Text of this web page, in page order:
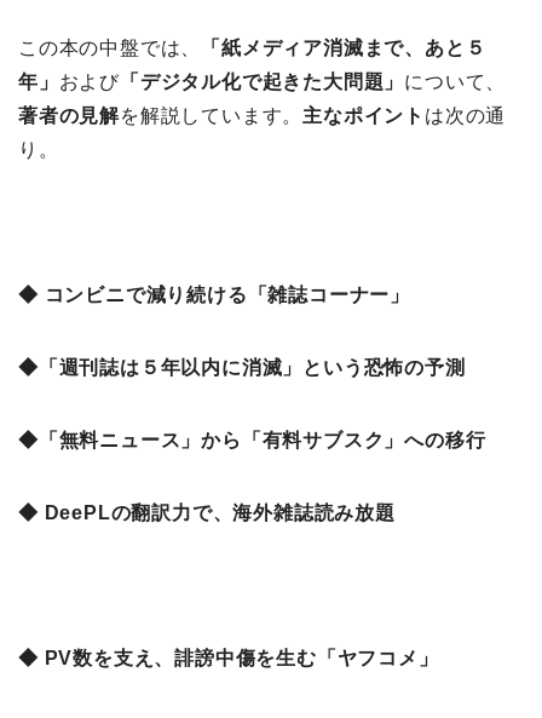
この本の中盤では、
「紙メディア消滅まで、あと５
年」 および 「 デジタル化で起きた大問題」 について、
著者の見解を解説しています。 主なポイント は次の通
り。
◆ コンビニで減り続ける「雑誌コーナー」
◆「週刊誌は５年以内に消滅」という恐怖の予測
◆「無料ニュース」から「有料サブスク」への移行
◆ DeePLの翻訳力で、海外雑誌読み放題
◆ PV数を支え、誹謗中傷を生む「ヤフコメ」